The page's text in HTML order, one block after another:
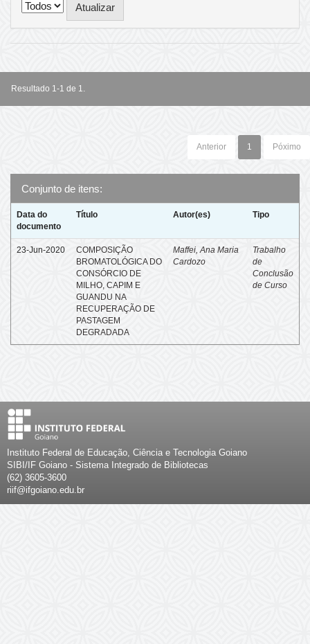
Resultado 1-1 de 1.
Anterior 1 Póximo
Conjunto de itens:
Data do
documento
Título Autor(es) Tipo
23-Jun-2020
COMPOSIÇÃO
BROMATOLÓGICA DO
CONSÓRCIO DE
MILHO, CAPIM E
GUANDU NA
RECUPERAÇÃO DE
PASTAGEM
DEGRADADA
Maffei, Ana Maria
Cardozo
Trabalho
de
Conclusão
de Curso
Instituto Federal de Educação, Ciência e Tecnologia Goiano
SIBI/IF Goiano - Sistema Integrado de Bibliotecas
(62) 3605-3600
riif@ifgoiano.edu.br